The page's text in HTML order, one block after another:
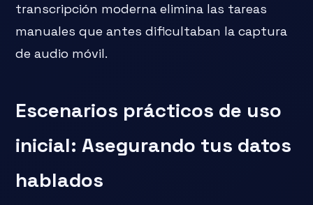
transcripción moderna elimina las tareas
manuales que antes dificultaban la captura
de audio móvil.
Escenarios prácticos de uso
inicial: Asegurando tus datos
hablados